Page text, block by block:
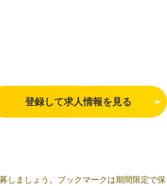
登録して求人情報を見る
しましょう。ブックマークは期間限定で保